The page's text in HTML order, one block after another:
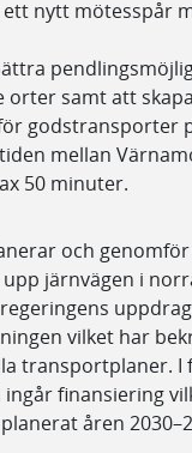
nytt mötesspår
orter samt att
godstransporter
mellan
50 minuter.
och
järnvägen i
vilket har
transportplaner. I
finansiering
åren